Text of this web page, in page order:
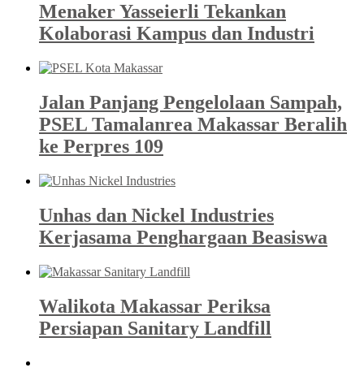
Menaker Yasseierli Tekankan
Kolaborasi Kampus dan Industri
Jalan Panjang Pengelolaan Sampah,
PSEL Tamalanrea Makassar Beralih
ke Perpres 109
Unhas dan Nickel Industries
Kerjasama Penghargaan Beasiswa
Walikota Makassar Periksa
Persiapan Sanitary Landfill